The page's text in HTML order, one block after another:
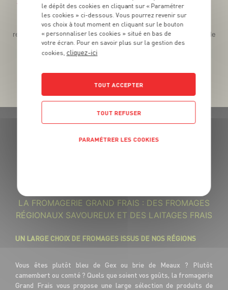
Téléchargez l’App pour profiter d’offres exclusives !
Des promos exclusives, des récompenses généreuses, des
recettes gourmandes, des jeux inédits... le tout dans une seule
app !
LA FROMAGERIE GRAND FRAIS : DES FROMAGES
RÉGIONAUX SAVOUREUX ET DES LAITAGES FRAIS
UN LARGE CHOIX DE FROMAGES ISSUS DE NOS RÉGIONS
Vous êtes plutôt bleu de Gex ou brie de Meaux ? Plutôt
camembert ou comté ? Quels que soient vos goûts, la fromagerie
Grand Frais vous propose une large sélection de produits de
le dépôt des cookies en cliquant sur « Paramétrer
les cookies » ci-dessous. Vous pourrez revenir sur
vos choix à tout moment en cliquant sur le bouton
« personnaliser les cookies » situé en bas de
votre écran. Pour en savoir plus sur la gestion des
cookies, cliquez-ici
TOUT ACCEPTER
TOUT REFUSER
PARAMÉTRER LES COOKIES